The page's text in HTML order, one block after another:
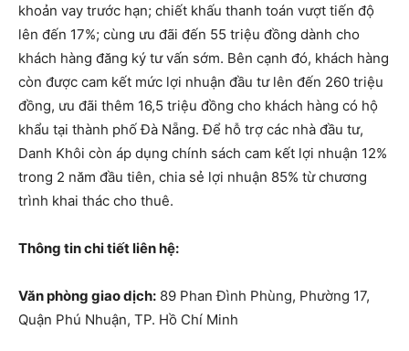
khoản vay trước hạn; chiết khấu thanh toán vượt tiến độ
lên đến 17%; cùng ưu đãi đến 55 triệu đồng dành cho
khách hàng đăng ký tư vấn sớm. Bên cạnh đó, khách hàng
còn được cam kết mức lợi nhuận đầu tư lên đến 260 triệu
đồng, ưu đãi thêm 16,5 triệu đồng cho khách hàng có hộ
khẩu tại thành phố Đà Nẵng. Để hỗ trợ các nhà đầu tư,
Danh Khôi còn áp dụng chính sách cam kết lợi nhuận 12%
trong 2 năm đầu tiên, chia sẻ lợi nhuận 85% từ chương
trình khai thác cho thuê.
Thông tin chi tiết liên hệ:
Văn phòng giao dịch: 89 Phan Đình Phùng, Phường 17,
Quận Phú Nhuận, TP. Hồ Chí Minh